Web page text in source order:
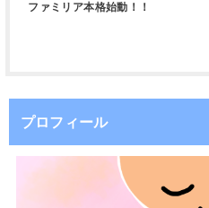
ファミリア本格始動！！
プロフィール